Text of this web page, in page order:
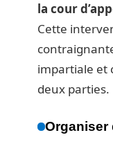
la cour
Cette
impartiale et
deux parties.
Organiser